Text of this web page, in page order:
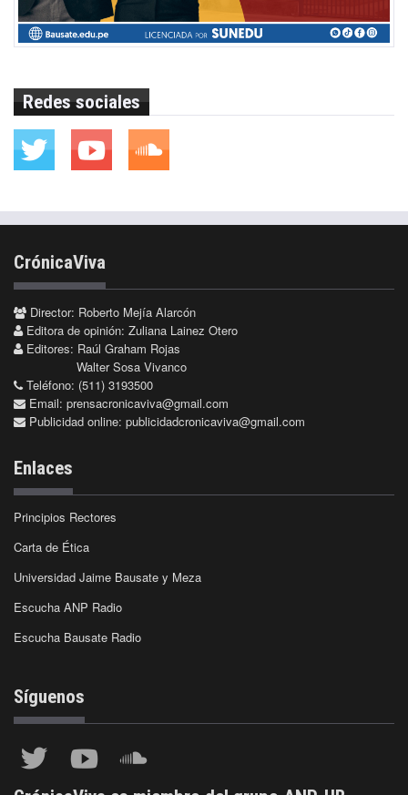
Redes sociales
CrónicaViva
Director: Roberto Mejía Alarcón
Editora de opinión: Zuliana Lainez Otero
Editores: Raúl Graham Rojas
Walter Sosa Vivanco
Teléfono: (511) 3193500
Email: prensacronicaviva@gmail.com
Publicidad online: publicidadcronicaviva@gmail.com
Enlaces
Principios Rectores
Carta de Ética
Universidad Jaime Bausate y Meza
Escucha ANP Radio
Escucha Bausate Radio
Síguenos